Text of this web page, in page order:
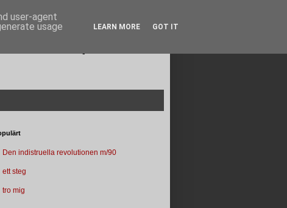
Den indistruella revolutionen m/90
ett steg
tro mig
user-agent
usage
LEARN MORE GOT IT